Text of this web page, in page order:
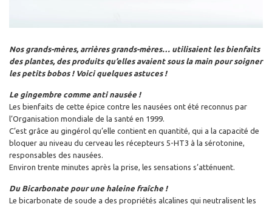
Nos grands-mères, arrières grands-mères… utilisaient les bienfaits
des plantes, des produits qu’elles avaient sous la main pour soigner
les petits bobos ! Voici quelques astuces !
Le gingembre comme anti nausée !
Les bienfaits de cette épice contre les nausées ont été reconnus par
l’Organisation mondiale de la santé en 1999.
C’est grâce au gingérol qu’elle contient en quantité, qui a la capacité de
bloquer au niveau du cerveau les récepteurs 5-HT3 à la sérotonine,
responsables des nausées.
Environ trente minutes après la prise, les sensations s’atténuent.
Du Bicarbonate pour une haleine fraîche !
Le bicarbonate de soude a des propriétés alcalines qui neutralisent les